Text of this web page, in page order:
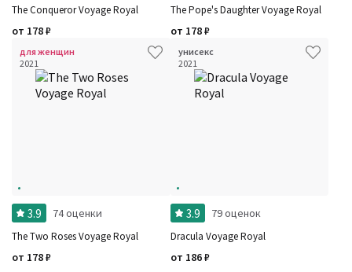
Аккорды
Ароматы за последние годы
Время года
The Conqueror Voyage Royal
от 178₽
The Pope's Daughter Voyage Royal
от 178₽
для женщин
2021
3.9 74 оценки
The Two Roses Voyage Royal
от 178₽
унисекс
2021
3.9 79 оценок
Dracula Voyage Royal
от 186₽